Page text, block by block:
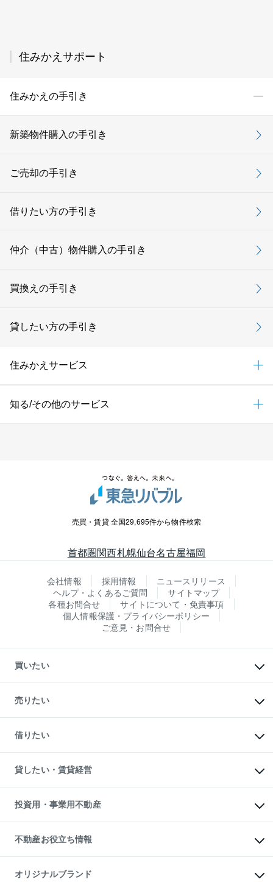
住みかえサポート
住みかえの手引き
新築物件購入の手引き
ご売却の手引き
借りたい方の手引き
仲介（中古）物件購入の手引き
買換えの手引き
貸したい方の手引き
住みかえサービス
知る/その他のサービス
売買・賃貸 全国29,695件から物件検索
首都圏関西札幌仙台名古屋福岡
会社情報 採用情報
ニュースリリース
ヘルプ・よくあるご質問
サイトマップ
各種お問合せ
サイトについて・免責事項
個人情報保護・プライバシーポリシー
ご意見・お問合せ
買いたい
新築・分譲マンションの購入
中古マンションの購入
一戸建ての購入
中古一戸建ての購入
不動産購入の流れ
注目キーワード物件特集
購入ガイド
English 繁体中文簡体中文
売りたい
一戸建ての売却・査定
土地の売却・査定
スピードAI査定
不動産査定について
不動産売却の流れ
不動産買換えの流れ
売却ガイド
借りたい
オフィス・店舗の賃貸
借りるときの流れ
借りるガイド
貸したい・賃貸経営
マンション賃料データ
賃貸管理プラン
リロケーションについて
貸すガイド
投資用・事業用不動産
事業用不動産
マンション投資
投資用マンション
アパート経営
不動産お役立ち情報
マンションライブラリー
オリジナルブランド